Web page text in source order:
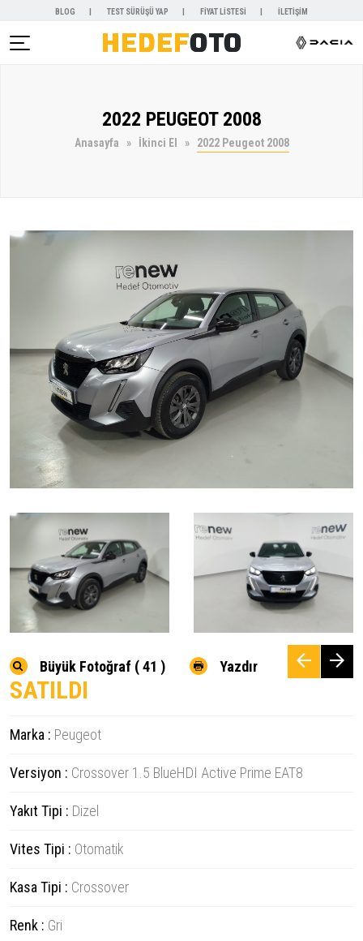
BLOG TEST SÜRÜŞÜ YAP FİYAT LİSTESİ İLETİŞİM
2022 PEUGEOT 2008
Anasayfa İkinci El 2022 Peugeot 2008
Büyük Fotoğraf ( 41 ) Yazdır
SATILDI
Marka : Peugeot
Versiyon : Crossover 1.5 BlueHDI Active Prime EAT8
Yakıt Tipi : Dizel
Vites Tipi : Otomatik
Kasa Tipi : Crossover
Renk : Gri